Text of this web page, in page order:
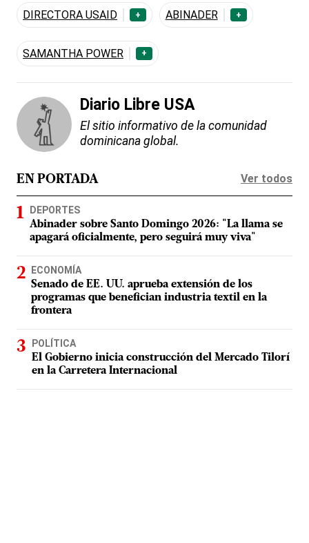
DIRECTORA USAID
+ ABINADER +
SAMANTHA POWER +
Diario Libre USA
El sitio informativo de la comunidad
dominicana global.
EN PORTADA Ver todos
DEPORTES
Abinader sobre Santo Domingo 2026: "La llama se
apagará oficialmente, pero seguirá muy viva"
ECONOMÍA
Senado de EE. UU. aprueba extensión de los
programas que benefician industria textil en la
frontera
POLÍTICA
El Gobierno inicia construcción del Mercado Tilorí
en la Carretera Internacional